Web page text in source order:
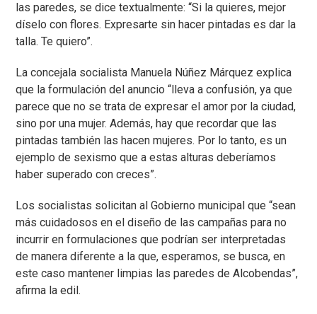
las paredes, se dice textualmente: “Si la quieres, mejor
díselo con flores. Expresarte sin hacer pintadas es dar la
talla. Te quiero”.
La concejala socialista Manuela Núñez Márquez explica
que la formulación del anuncio “lleva a confusión, ya que
parece que no se trata de expresar el amor por la ciudad,
sino por una mujer. Además, hay que recordar que las
pintadas también las hacen mujeres. Por lo tanto, es un
ejemplo de sexismo que a estas alturas deberíamos
haber superado con creces”.
Los socialistas solicitan al Gobierno municipal que “sean
más cuidadosos en el diseño de las campañas para no
incurrir en formulaciones que podrían ser interpretadas
de manera diferente a la que, esperamos, se busca, en
este caso mantener limpias las paredes de Alcobendas”,
afirma la edil.